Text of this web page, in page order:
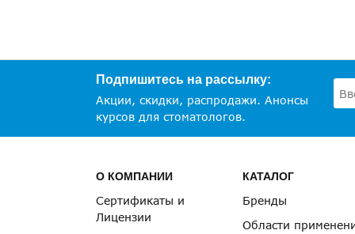
Подпишитесь на рассылку:
Акции, скидки, распродажи. Анонсы
курсов для стоматологов.
О КОМПАНИИ
Сертификаты и
Лицензии
КАТАЛОГ
Бренды
Области